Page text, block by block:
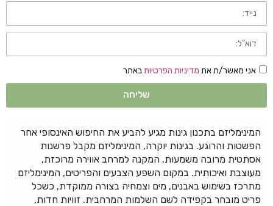
אני מאשר/ת את מדיניות הפרטיותבאתר
שליחה
המינימליזם בתכנון גינות מגיע להביע את החיפוש האינסופי אחר
הפשטות והרוגע. בגינות יוקרה, המינימליזם מקבל פרשנות
אסתטית מרובה משמעות, המקנה למרחב אווירה מרוכזת,
מעוצבת ואיכותית. במקום השפע הצבעים והפריטים, המינימליזם
מתרכז בשימוש באבנים, מים וצמחיה בצורה ממוקדת, כשכל
פריט מובחר בקפידה לשם השלמות המרחבית. זוויות חדות,